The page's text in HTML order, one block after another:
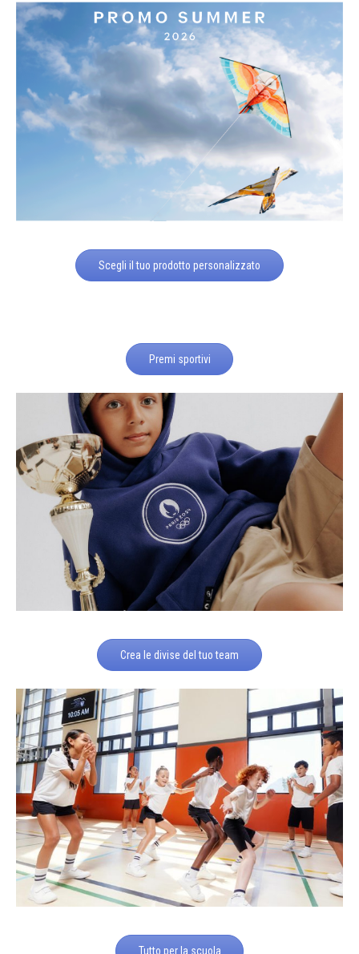
Scegli il tuo prodotto personalizzato
Premi sportivi
Crea le divise del tuo team
Tutto per la scuola